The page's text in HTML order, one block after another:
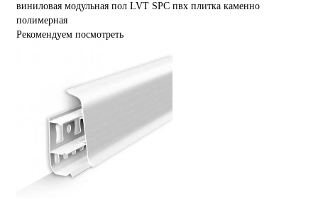
виниловая модульная пол LVT SPC пвх плитка каменно
полимерная
Рекомендуем посмотреть